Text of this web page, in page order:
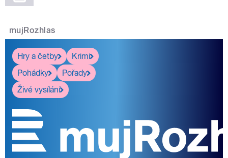
mujRozhlas
Hry a četby
Krimi
Pohádky
Pořady
Živé vysílání